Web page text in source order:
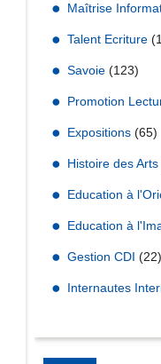
Maîtrise
Talent Ecriture
Savoie (123)
Promotion
Expositions (65)
Histoire des Arts
Education à
Education à
Gestion CDI (22)
Internautes